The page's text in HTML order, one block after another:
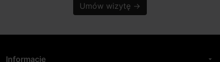
Umów wizytę →
Informacje arrow_drop_down